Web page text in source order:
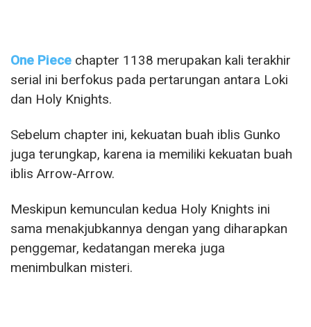
One Piece chapter 1138 merupakan kali terakhir
serial ini berfokus pada pertarungan antara Loki
dan Holy Knights.
Sebelum chapter ini, kekuatan buah iblis Gunko
juga terungkap, karena ia memiliki kekuatan buah
iblis Arrow-Arrow.
Meskipun kemunculan kedua Holy Knights ini
sama menakjubkannya dengan yang diharapkan
penggemar, kedatangan mereka juga
menimbulkan misteri.